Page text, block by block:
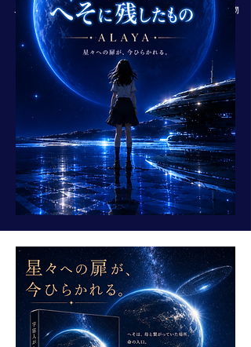
​これは、すべての人が、自分自身を思い出すための物
語。